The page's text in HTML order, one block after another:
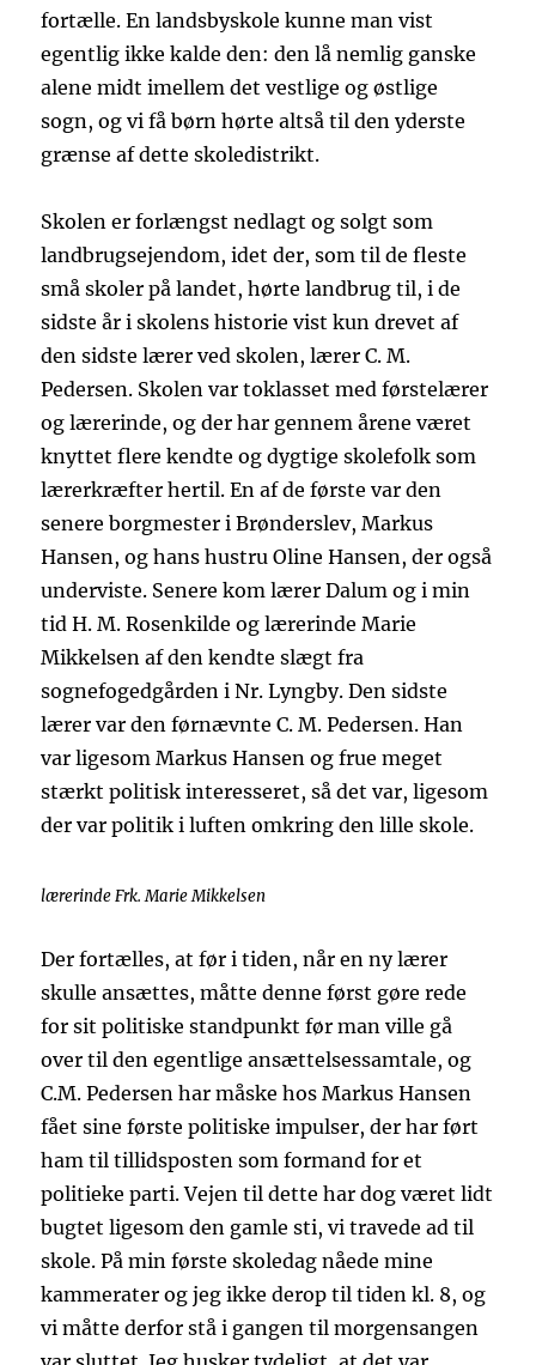
fortælle. En landsbyskole kunne man vist
egentlig ikke kalde den: den lå nemlig ganske
alene midt imellem det vestlige og østlige
sogn, og vi få børn hørte altså til den yderste
grænse af dette skoledistrikt.
Skolen er forlængst nedlagt og solgt som
landbrugsejendom, idet der, som til de fleste
små skoler på landet, hørte landbrug til, i de
sidste år i skolens historie vist kun drevet af
den sidste lærer ved skolen, lærer C. M.
Pedersen. Skolen var toklasset med førstelærer
og lærerinde, og der har gennem årene været
knyttet flere kendte og dygtige skolefolk som
lærerkræfter hertil. En af de første var den
senere borgmester i Brønderslev, Markus
Hansen, og hans hustru Oline Hansen, der også
underviste. Senere kom lærer Dalum og i min
tid H. M. Rosenkilde og lærerinde Marie
Mikkelsen af den kendte slægt fra
sognefogedgården i Nr. Lyngby. Den sidste
lærer var den førnævnte C. M. Pedersen. Han
var ligesom Markus Hansen og frue meget
stærkt politisk interesseret, så det var, ligesom
der var politik i luften omkring den lille skole.
lærerinde Frk. Marie Mikkelsen
Der fortælles, at før i tiden, når en ny lærer
skulle ansættes, måtte denne først gøre rede
for sit politiske standpunkt før man ville gå
over til den egentlige ansættelsessamtale, og
C.M. Pedersen har måske hos Markus Hansen
fået sine første politiske impulser, der har ført
ham til tillidsposten som formand for et
politieke parti. Vejen til dette har dog været lidt
bugtet ligesom den gamle sti, vi travede ad til
skole. På min første skoledag nåede mine
kammerater og jeg ikke derop til tiden kl. 8, og
vi måtte derfor stå i gangen til morgensangen